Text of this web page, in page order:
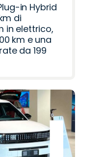
in Hybrid
di
in elettrico,
km e una
da 199